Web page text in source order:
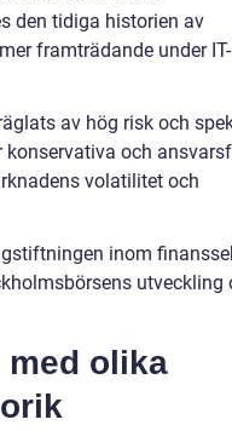
den tidiga historien av
framträdande under IT-
av hög risk och
konservativa och
volatilitet och
inom
utveckling
olika